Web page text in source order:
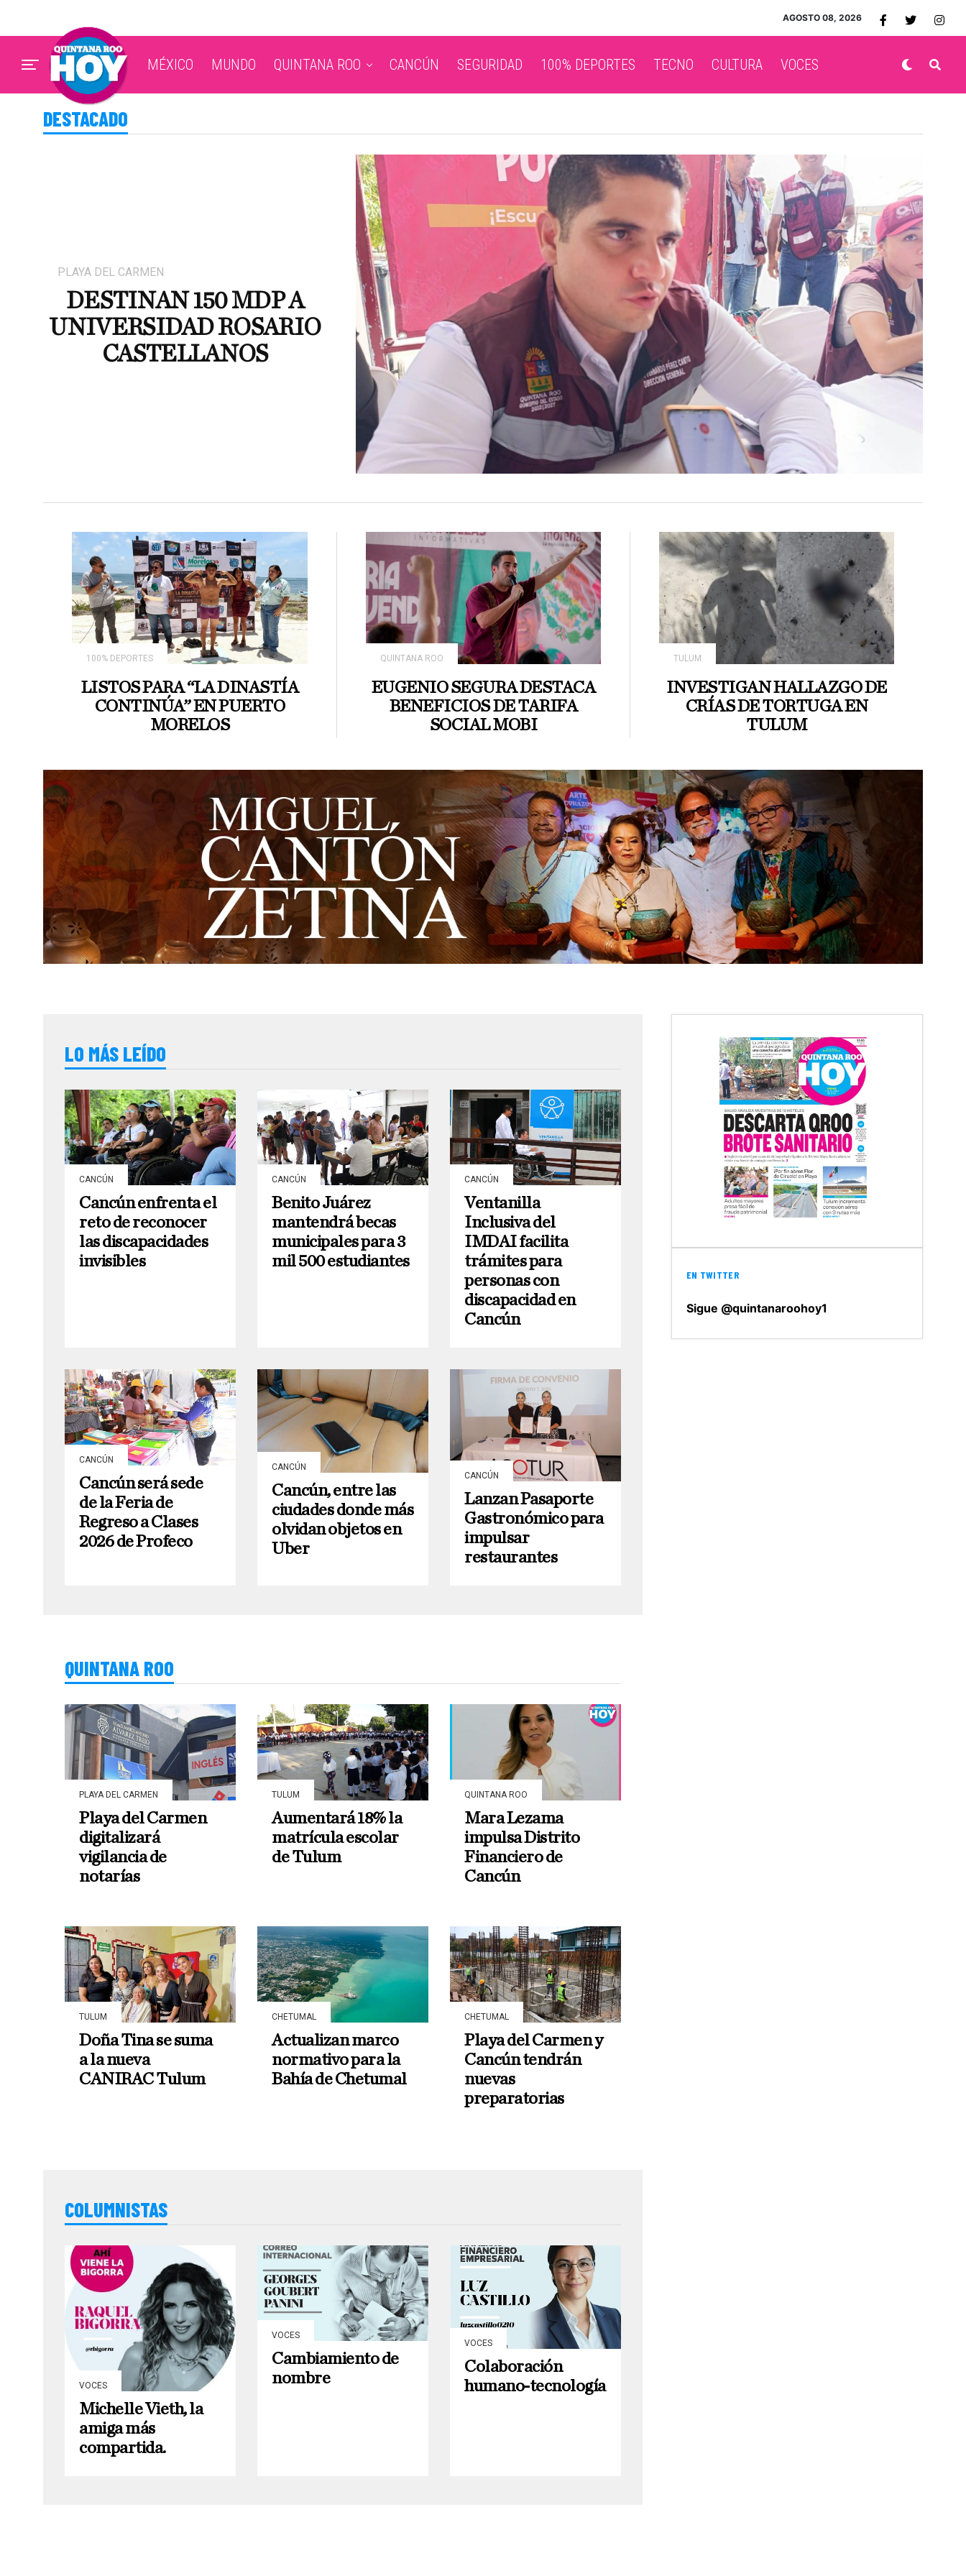
AGOSTO 08, 2026
MÉXICO MUNDO QUINTANA ROO CANCÚN SEGURIDAD 100% DEPORTES TECNO CULTURA VOCES
DESTACADO
PLAYA DEL CARMEN
DESTINAN 150 MDP A
UNIVERSIDAD ROSARIO
CASTELLANOS
100% DEPORTES
LISTOS PARA “LA DINASTÍA
CONTINÚA” EN PUERTO
MORELOS
QUINTANA ROO
EUGENIO SEGURA DESTACA
BENEFICIOS DE TARIFA
SOCIAL MOBI
TULUM
INVESTIGAN HALLAZGO DE
CRÍAS DE TORTUGA EN
TULUM
LO MÁS LEÍDO
CANCÚN
Cancún enfrenta el
reto de reconocer
las discapacidades
invisibles
CANCÚN
Benito Juárez
mantendrá becas
municipales para 3
mil 500 estudiantes
CANCÚN
Ventanilla
Inclusiva del
IMDAI facilita
trámites para
personas con
discapacidad en
Cancún
CANCÚN
Cancún será sede
de la Feria de
Regreso a Clases
2026 de Profeco
CANCÚN
Cancún, entre las
ciudades donde más
olvidan objetos en
Uber
CANCÚN
Lanzan Pasaporte
Gastronómico para
impulsar
restaurantes
QUINTANA ROO
PLAYA DEL CARMEN
Playa del Carmen
digitalizará
vigilancia de
notarías
TULUM
Aumentará 18% la
matrícula escolar
de Tulum
QUINTANA ROO
Mara Lezama
impulsa Distrito
Financiero de
Cancún
TULUM
Doña Tina se suma
a la nueva
CANIRAC Tulum
CHETUMAL
Actualizan marco
normativo para la
Bahía de Chetumal
CHETUMAL
Playa del Carmen y
Cancún tendrán
nuevas
preparatorias
COLUMNISTAS
VOCES
Michelle Vieth, la
amiga más
compartida.
VOCES
Cambiamiento de
nombre
VOCES
Colaboración
humano-tecnología
EN TWITTER
Sigue @quintanaroohoy1